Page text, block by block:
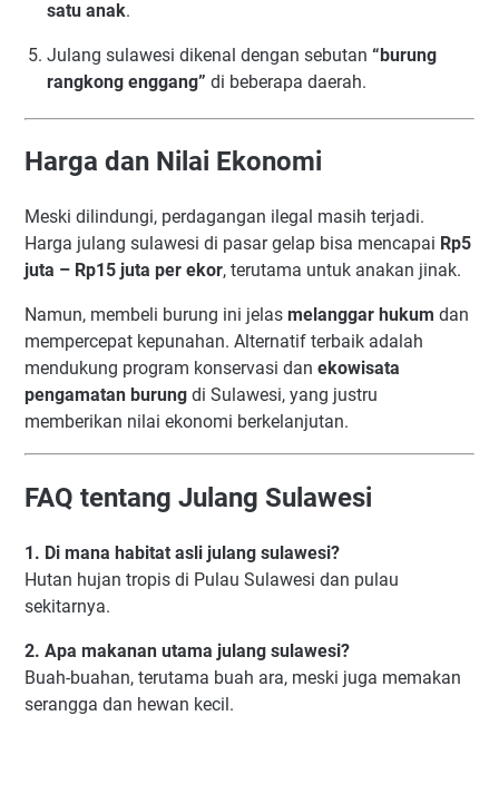
satu anak.
Julang sulawesi dikenal dengan sebutan “burung
rangkong enggang” di beberapa daerah.
Harga dan Nilai Ekonomi
Meski dilindungi, perdagangan ilegal masih terjadi.
Harga julang sulawesi di pasar gelap bisa mencapai Rp5
juta – Rp15 juta per ekor, terutama untuk anakan jinak.
Namun, membeli burung ini jelas melanggar hukum dan
mempercepat kepunahan. Alternatif terbaik adalah
mendukung program konservasi dan ekowisata
pengamatan burung di Sulawesi, yang justru
memberikan nilai ekonomi berkelanjutan.
FAQ tentang Julang Sulawesi
1. Di mana habitat asli julang sulawesi?
Hutan hujan tropis di Pulau Sulawesi dan pulau
sekitarnya.
2. Apa makanan utama julang sulawesi?
Buah-buahan, terutama buah ara, meski juga memakan
serangga dan hewan kecil.